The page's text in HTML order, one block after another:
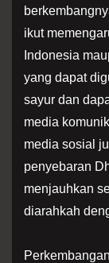
ikut
Indonesia
yang dapat
sayur dan
media
media sosial
penyebaran
menjauhkan
diarahkah